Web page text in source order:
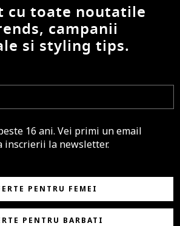
cu toate noutatile
campanii
si styling tips.
16 ani. Vei primi un email
inscrierii la newsletter.
PENTRU FEMEI
PENTRU BARBATI